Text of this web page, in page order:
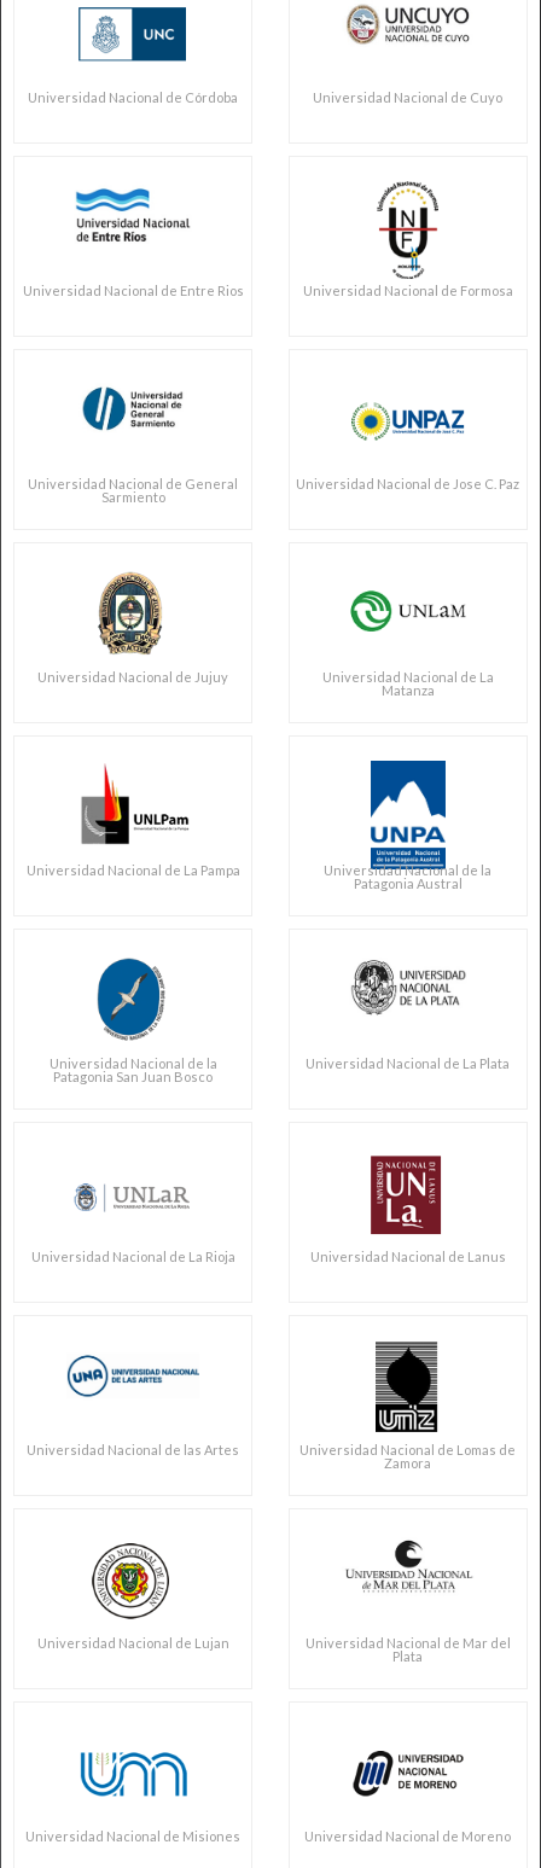
Universidad Nacional de Córdoba Universidad Nacional de Cuyo
Universidad Nacional de Entre Rios Universidad Nacional de Formosa
Universidad Nacional de General
Sarmiento
Universidad Nacional de Jose C. Paz
Universidad Nacional de Jujuy
Universidad Nacional de La
Matanza
Universidad Nacional de La Pampa
Universidad Nacional de la
Patagonia Austral
Universidad Nacional de la
Patagonia San Juan Bosco
Universidad Nacional de La Plata
Universidad Nacional de La Rioja Universidad Nacional de Lanus
Universidad Nacional de las Artes
Universidad Nacional de Lomas de
Zamora
Universidad Nacional de Lujan
Universidad Nacional de Mar del
Plata
Universidad Nacional de Misiones Universidad Nacional de Moreno